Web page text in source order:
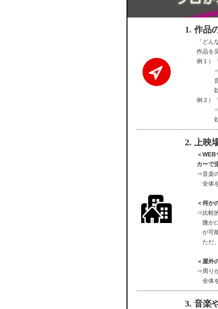
1. 作品
「ど
作品を
例１）
例２）
2. 上映
＜
カーで
⇒音楽
全体
＜何か
⇒比較
微か
が可
ただ
＜屋外
⇒周り
全体
3. 音楽